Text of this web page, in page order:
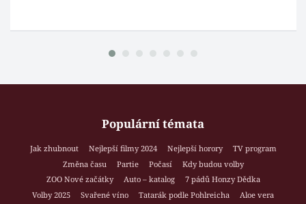
Populární témata
Jak zhubnout Nejlepší filmy 2024 Nejlepší horory
TV program
Změna času
Partie Počasí
Kdy budou volby
ZOO Nové začátky
Auto – katalog
7 pádů Honzy Dědka
Volby 2025
Svařené víno Tatarák podle Pohlreicha
Aloe vera